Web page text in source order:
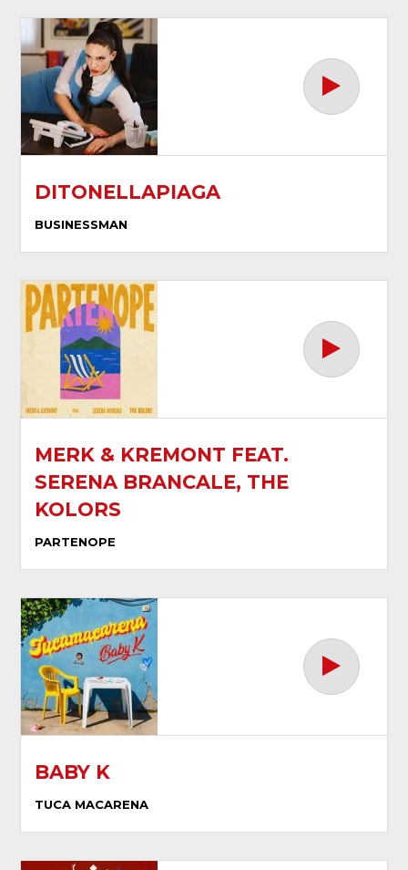
DITONELLAPIAGA
BUSINESSMAN
MERK & KREMONT FEAT.
SERENA BRANCALE, THE
KOLORS
PARTENOPE
BABY K
TUCA MACARENA